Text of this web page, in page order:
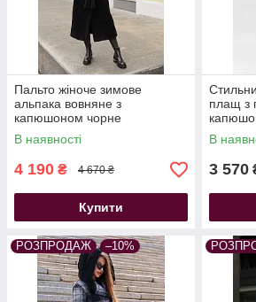
Пальто жіноче зимове
альпака вовняне з
капюшоном чорне
В наявності
4 190 ₴ 4 670 ₴
Купити
плащ з
довгий
В
3 570
РОЗПРОДАЖ –10%